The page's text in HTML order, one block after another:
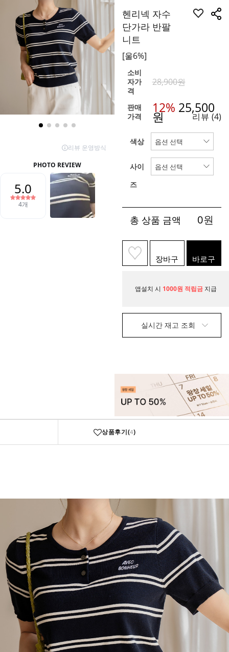
헨리넥 자수
단가라 반팔
니트
[울6%]
소비
자가
격
28,900원
판매
가격
12% 25,500
원 리뷰 (4)
색상
사이
즈
총 상품 금액 0원
장바구
니
바로구
매
앱설치 시 1000원 적립금 지급
실시간 재고 조회
상품후기(4)